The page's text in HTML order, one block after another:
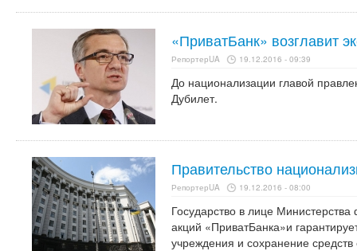
«ПриватБанк» возглавит
РепортерUA 19.12.2016 - 09:39
До национализации главой
Дубилет.
Правительство
РепортерUA 19.12.2016 - 08:00
Государство в лице
акций «ПриватБанка»и
учреждения и сохранение средств